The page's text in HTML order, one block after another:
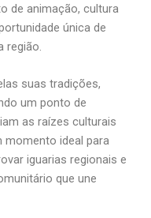
de animação, cultura
única de
região.
suas tradições,
um ponto de
as raízes culturais
momento ideal para
iguarias regionais e
que une